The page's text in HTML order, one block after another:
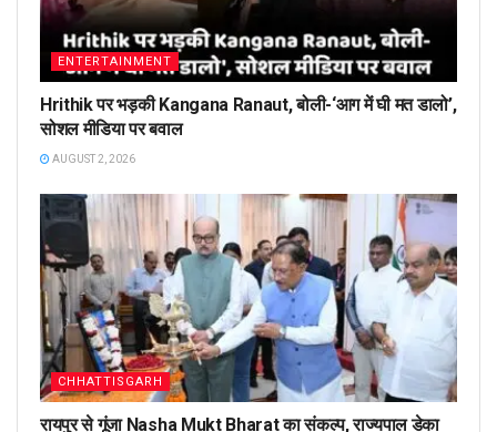
ENTERTAINMENT
Hrithik पर भड़की Kangana Ranaut, बोली-‘आग में घी मत डालो’,
सोशल मीडिया पर बवाल
AUGUST 2, 2026
CHHATTISGARH
रायपुर से गूंजा Nasha Mukt Bharat का संकल्प, राज्यपाल डेका